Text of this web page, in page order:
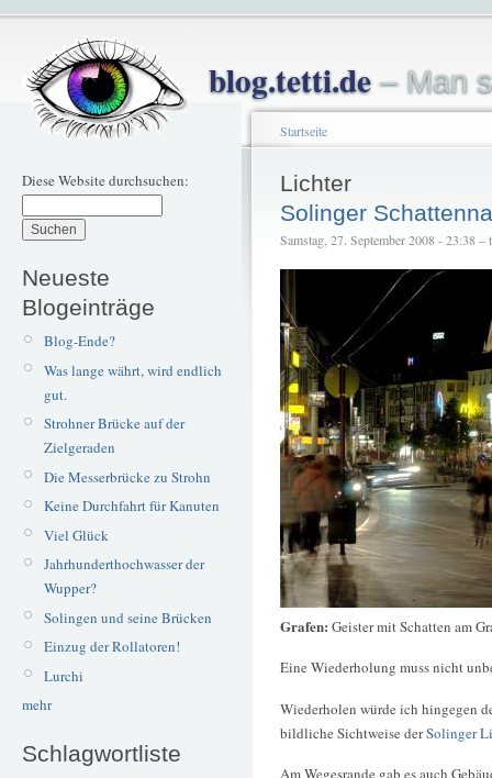
blog.tetti.de– Man
Diese Website durchsuchen:
Neueste
Blogeinträge
Blog-Ende?
Was lange währt, wird endlich
gut.
Strohner Brücke auf der
Zielgeraden
Die Messerbrücke zu Strohn
Keine Durchfahrt für Kanuten
Viel Glück
Jahrhunderthochwasser der
Wupper?
Solingen und seine Brücken
Einzug der Rollatoren!
Lurchi
mehr
Schlagwortliste
Startseite
Lichter
Solinger
Samstag, 27. September 2008 - 23:38 –
Grafen: Geister mit Schatten am
Eine Wiederholung muss nicht
Wiederholen würde ich hingegen
bildliche Sichtweise derSolinger
Am Wegesrande gab es auch